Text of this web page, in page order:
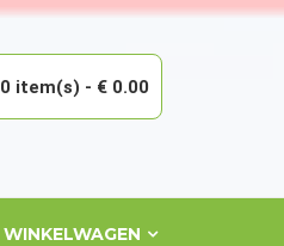
0 item(s) - € 0.00
WINKELWAGEN